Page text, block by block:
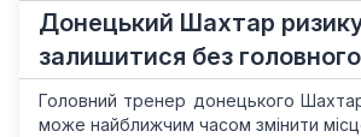
Донецький Шахтар
залишитися без
Головний тренер донецького
може найближчим часом змінити